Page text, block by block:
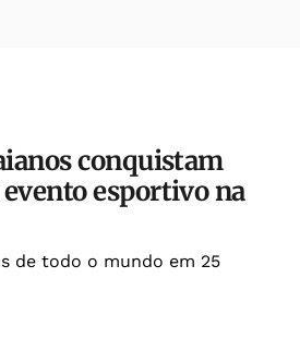
conquistam
esportivo na
de todo o mundo em 25